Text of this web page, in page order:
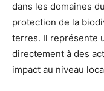
dans les domaines
protection de la
terres. Il représente
directement à des
impact au niveau